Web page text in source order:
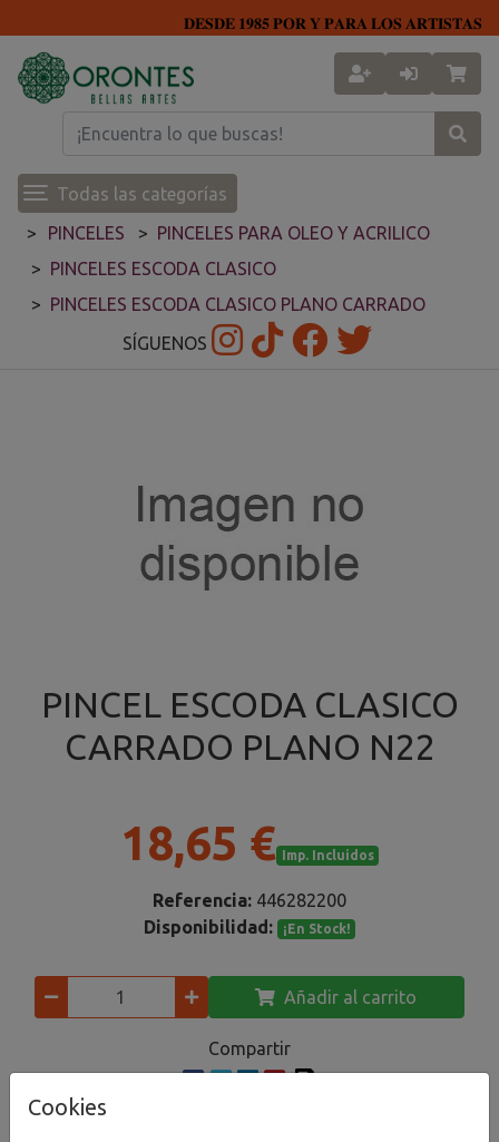
𝐃𝐄𝐒𝐃𝐄 𝟏𝟗𝟖𝟓 𝐏𝐎𝐑 𝐘 𝐏𝐀𝐑𝐀 𝐋𝐎𝐒 𝐀𝐑𝐓𝐈𝐒𝐓𝐀𝐒
Todas las categorías
PINCELES
PINCELES PARA OLEO Y ACRILICO
PINCELES ESCODA CLASICO
PINCELES ESCODA CLASICO PLANO CARRADO
SÍGUENOS
PINCEL ESCODA CLASICO
CARRADO PLANO N22
18,65 € Imp. Incluidos
Referencia: 446282200
Disponibilidad:
¡En Stock!
Añadir al carrito
Compartir
Cookies